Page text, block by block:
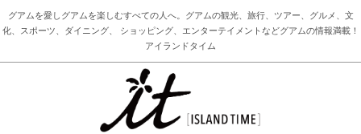
グアムを愛しグアムを楽しむすべての人へ。グアムの観光、旅行、ツアー、グルメ、文
化、スポーツ、ダイニング、 ショッピング、エンターテイメントなどグアムの情報満載！
アイランドタイム